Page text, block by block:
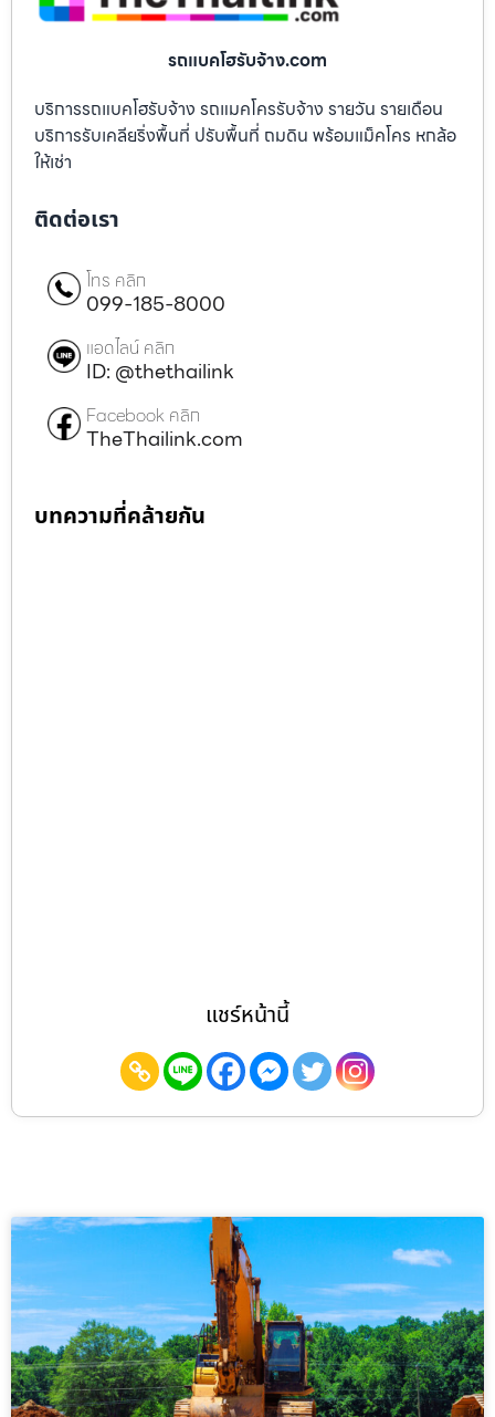
รถแบคโฮรับจ้าง.com
บริการรถแบคโฮรับจ้าง รถแมคโครรับจ้าง รายวัน รายเดือน
บริการรับเคลียริ่งพื้นที่ ปรับพื้นที่ ถมดิน พร้อมแม็คโคร หกล้อ
ให้เช่า
ติดต่อเรา
โทร คลิก
099-185-8000
แอดไลน์ คลิก
ID: @thethailink
Facebook คลิก
TheThailink.com
บทความที่คล้ายกัน
แชร์หน้านี้